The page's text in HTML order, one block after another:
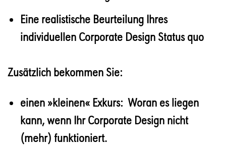
Eine realistische Beurteilung Ihres
individuellen Corporate Design Status quo
Zusätzlich bekommen Sie:
einen »kleinen« Exkurs: Woran es liegen
kann, wenn Ihr Corporate Design nicht
(mehr) funktioniert.